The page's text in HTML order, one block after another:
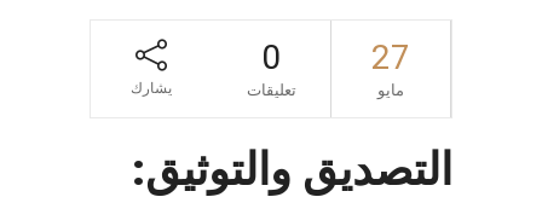
27
مايو
0
تعليقات يشارك
التصديق والتوثيق: